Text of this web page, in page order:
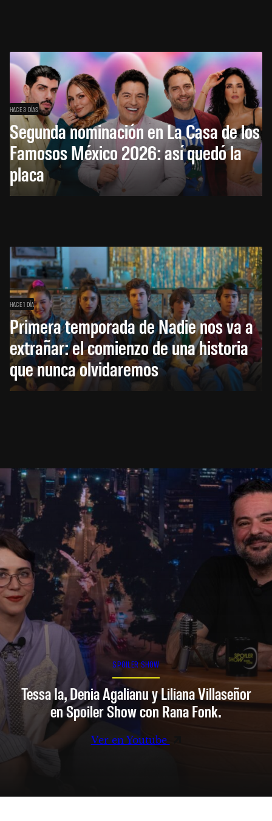
HACE 3 DÍAS
Segunda nominación en La Casa de los
Famosos México 2026: así quedó la
placa
HACE 1 DÍA
Primera temporada de Nadie nos va a
extrañar: el comienzo de una historia
que nunca olvidaremos
SPOILER SHOW
Tessa Ia, Denia Agalianu y Liliana Villaseñor
en Spoiler Show con Rana Fonk.
Ver en Youtube